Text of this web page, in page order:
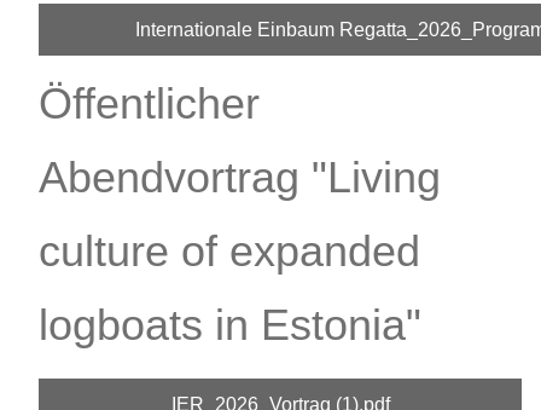
Internationale Einbaum
Öffentlicher
Abendvortrag "Living
culture of expanded
logboats in Estonia"
IER_2026_Vortrag (1).pdf